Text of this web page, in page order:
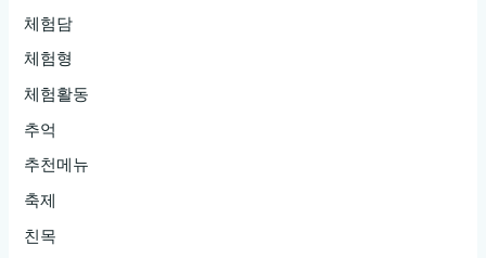
체험담
체험형
체험활동
추억
추천메뉴
축제
친목